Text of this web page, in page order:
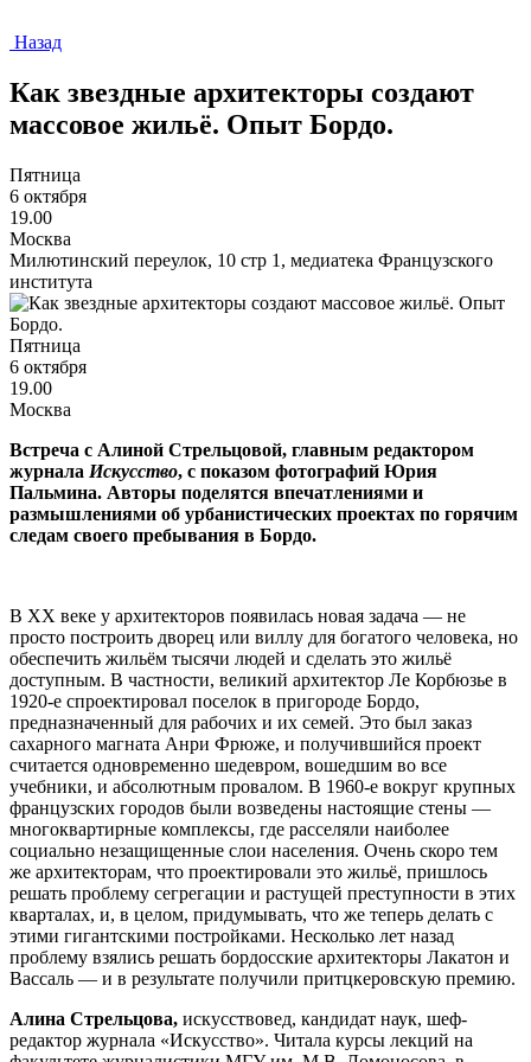
Назад
Как звездные архитекторы создают
массовое жильё. Опыт Бордо.
Пятница
6 октября
19.00
Москва
Милютинский переулок, 10 стр 1, медиатека Французского
института
Пятница
6 октября
19.00
Москва
Встреча с Алиной Стрельцовой, главным редактором
журнала Искусство, с показом фотографий Юрия
Пальмина. Авторы поделятся впечатлениями и
размышлениями об урбанистических проектах по горячим
следам своего пребывания в Бордо.
В ХХ веке у архитекторов появилась новая задача — не
просто построить дворец или виллу для богатого человека, но
обеспечить жильём тысячи людей и сделать это жильё
доступным. В частности, великий архитектор Ле Корбюзье в
1920-е спроектировал поселок в пригороде Бордо,
предназначенный для рабочих и их семей. Это был заказ
сахарного магната Анри Фрюже, и получившийся проект
считается одновременно шедевром, вошедшим во все
учебники, и абсолютным провалом. В 1960-е вокруг крупных
французских городов были возведены настоящие стены —
многоквартирные комплексы, где расселяли наиболее
социально незащищенные слои населения. Очень скоро тем
же архитекторам, что проектировали это жильё, пришлось
решать проблему сегрегации и растущей преступности в этих
кварталах, и, в целом, придумывать, что же теперь делать с
этими гигантскими постройками. Несколько лет назад
проблему взялись решать бордосские архитекторы Лакатон и
Вассаль — и в результате получили притцкеровскую премию.
Алина Стрельцова, искусствовед, кандидат наук, шеф-
редактор журнала «Искусство». Читала курсы лекций на